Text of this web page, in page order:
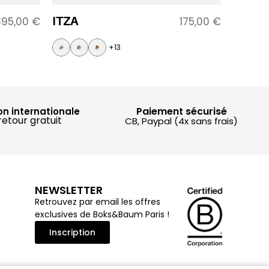
€ ITZA 175,00 €
+13
internationale
gratuit
Paiement sécurisé
CB, Paypal (4x sans frais)
NEWSLETTER
Retrouvez par email les offres
exclusives de Boks&Baum Paris !
Inscription